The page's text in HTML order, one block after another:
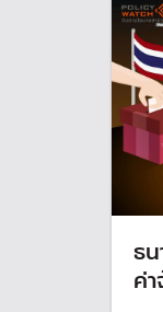
นโ
ทศ
ธ
ค่